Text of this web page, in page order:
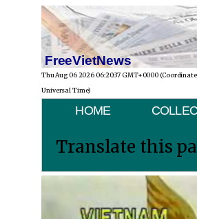
FreeVietNews
Thu Aug 06 2026 06:20:37 GMT+0000
Universal Time)
HOME
Translate this